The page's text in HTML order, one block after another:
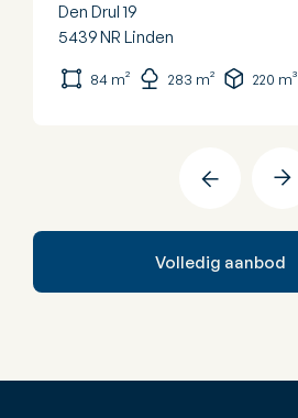
Den Drul 19
5439 NR Linden
84 m² 283 m² 220 m³
Volledig aanbod